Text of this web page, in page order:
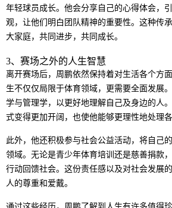
年轻球员成长。他会分享自己的心得体会，
观，让他们明白团队精神的重要性。这种传
大家庭，共同进步，共同成长。
3、赛场之外的人生智慧
离开赛场后，周鹏依然保持着对生活各个方
生不仅仅局限于体育领域，更需要全面发展
学与管理学，以更好地理解自己及身边的人
式变得更加开阔，也使他能够更理性地处理各
此外，他还积极参与社会公益活动，将自己
领域。无论是青少年体育培训还是慈善捐款
行动回馈社会。这份责任感以及对社会发展
人的尊重和爱戴。